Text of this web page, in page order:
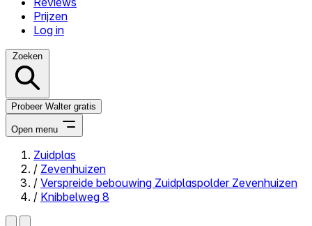
Prijzen
Log in
Zoeken
Probeer Walter gratis
Open menu
Close menu
Zuidplas
/ Zevenhuizen
/ Verspreide bebouwing Zuidplaspolder Zevenhuizen
/ Knibbelweg 8